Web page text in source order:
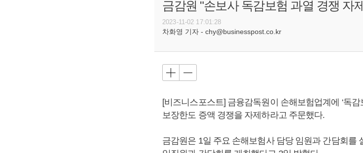
금감원 "손보사 독감보험 과열 경쟁 자
2023-11-02 17:01:28
차화영 기자 - chy@businesspost.co.kr
[비즈니스포스트] 금융감독원이 손해보험업계에 ‘독
보장한도 증액 경쟁을 자제하라고 주문했다.
금감원은 1일 주요 손해보험사 담당 임원과 간담회를